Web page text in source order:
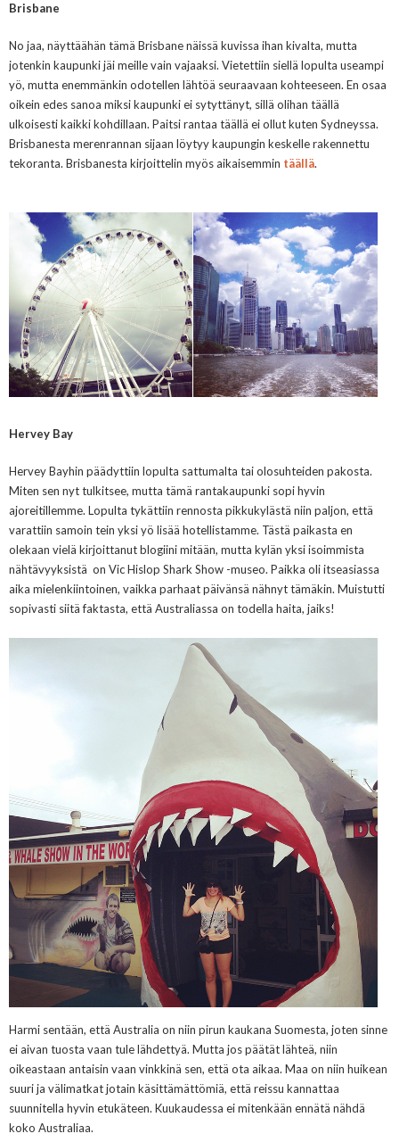
Brisbane
No jaa, näyttäähän tämä Brisbane näissä kuvissa ihan kivalta, mutta
jotenkin kaupunki jäi meille vain vajaaksi. Vietettiin siellä lopulta useampi
yö, mutta enemmänkin odotellen lähtöä seuraavaan kohteeseen. En osaa
oikein edes sanoa miksi kaupunki ei sytyttänyt, sillä olihan täällä
ulkoisesti kaikki kohdillaan. Paitsi rantaa täällä ei ollut kuten Sydneyssa.
Brisbanesta merenrannan sijaan löytyy kaupungin keskelle rakennettu
tekoranta. Brisbanesta kirjoittelin myös aikaisemmin täällä.
Hervey Bay
Hervey Bayhin päädyttiin lopulta sattumalta tai olosuhteiden pakosta.
Miten sen nyt tulkitsee, mutta tämä rantakaupunki sopi hyvin
ajoreitillemme. Lopulta tykättiin rennosta pikkukylästä niin paljon, että
varattiin samoin tein yksi yö lisää hotellistamme. Tästä paikasta en
olekaan vielä kirjoittanut blogiini mitään, mutta kylän yksi isoimmista
nähtävyyksistä on Vic Hislop Shark Show -museo. Paikka oli itseasiassa
aika mielenkiintoinen, vaikka parhaat päivänsä nähnyt tämäkin. Muistutti
sopivasti siitä faktasta, että Australiassa on todella haita, jaiks!
Harmi sentään, että Australia on niin pirun kaukana Suomesta, joten sinne
ei aivan tuosta vaan tule lähdettyä. Mutta jos päätät lähteä, niin
oikeastaan antaisin vaan vinkkinä sen, että ota aikaa. Maa on niin huikean
suuri ja välimatkat jotain käsittämättömiä, että reissu kannattaa
suunnitella hyvin etukäteen. Kuukaudessa ei mitenkään ennätä nähdä
koko Australiaa.